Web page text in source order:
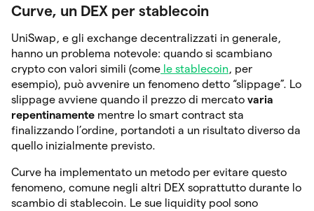
Curve, un DEX per stablecoin
UniSwap, e gli exchange decentralizzati in generale,
hanno un problema notevole: quando si scambiano
crypto con valori simili (come le stablecoin, per
esempio), può avvenire un fenomeno detto “slippage”. Lo
slippage avviene quando il prezzo di mercato varia
repentinamente mentre lo smart contract sta
finalizzando l’ordine, portandoti a un risultato diverso da
quello inizialmente previsto.
Curve ha implementato un metodo per evitare questo
fenomeno, comune negli altri DEX soprattutto durante lo
scambio di stablecoin. Le sue liquidity pool sono